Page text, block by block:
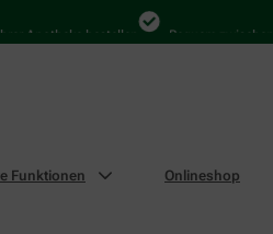
bestellen Bequem zwischen
Funktionen Onlineshop